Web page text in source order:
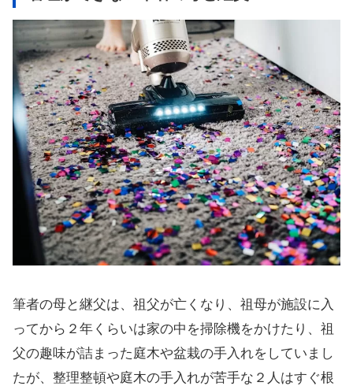
筆者の母と継父は、祖父が亡くなり、祖母が施設に入
ってから２年くらいは家の中を掃除機をかけたり、祖
父の趣味が詰まった庭木や盆栽の手入れをしていまし
たが、整理整頓や庭木の手入れが苦手な２人はすぐ根